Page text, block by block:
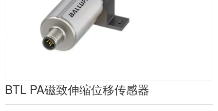
BTL PA磁致伸缩位移传感器